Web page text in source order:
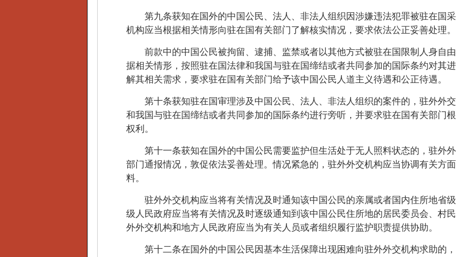
第九条获知在国外的中国公民、法人、非法人组织因涉嫌违法犯罪被驻在国
机构应当根据相关情形向驻在国有关部门了解核实情况，要求依法公正妥善处理。
前款中的中国公民被拘留、逮捕、监禁或者以其他方式被驻在国限制人身自
据相关情形，按照驻在国法律和我国与驻在国缔结或者共同参加的国际条约对其
解其相关需求，要求驻在国有关部门给予该中国公民人道主义待遇和公正待遇。
第十条获知驻在国审理涉及中国公民、法人、非法人组织的案件的，驻外外
和我国与驻在国缔结或者共同参加的国际条约进行旁听，并要求驻在国有关部门
权利。
第十一条获知在国外的中国公民需要监护但生活处于无人照料状态的，驻外
部门通报情况，敦促依法妥善处理。情况紧急的，驻外外交机构应当协调有关方
料。
驻外外交机构应当将有关情况及时通知该中国公民的亲属或者国内住所地省
级人民政府应当将有关情况及时逐级通知到该中国公民住所地的居民委员会、村
外外交机构和地方人民政府应当为有关人员或者组织履行监护职责提供协助。
第十二条在国外的中国公民因基本生活保障出现困难向驻外外交机构求助的